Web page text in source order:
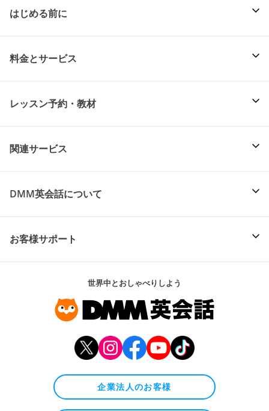
はじめる前に
料金とサービス
レッスン予約・教材
関連サービス
DMM英会話について
お客様サポート
世界中とおしゃべりしよう
企業法人のお客様